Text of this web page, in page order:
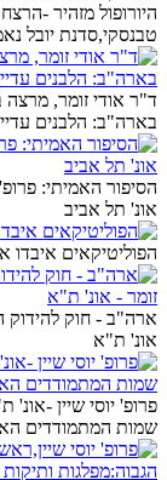
היורופול מזהיר -
טבנסקי,סדנת יובל
ד"ר אודי זומר, מרצה
בארה"ב: הלבנים
הסיפור האמיתי:
אונ' תל אביב
הפוליטיקאים איבדו
ארה"ב - חוק להידוק
אונ' ת"א
פרופ' יוסי שיין -
שמות המתמודדים